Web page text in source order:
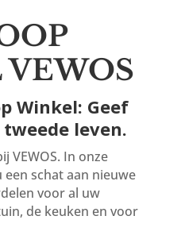
Winkel: Geef
leven.
VEWOS. In onze
schat aan nieuwe
voor al uw
de keuken en voor